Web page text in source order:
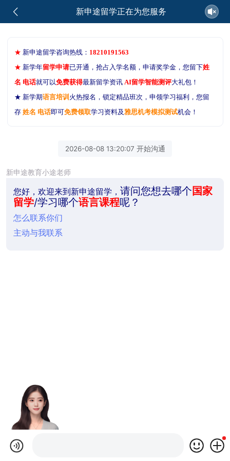
新申途留学正在为您服务
★ 新申途留学咨询热线： 18210191563
★ 新学年留学申请已开通，抢占入学名额，申请奖学金，您留下姓
名 电话就可以免费获得最新留学资讯 AI留学智能测评大礼包！
★ 新学期语言培训 火热报名，锁定精品班次，申领学习福利，您留
存姓名 电话即可免费领取学习资料及雅思机考模拟测试机会！
2026-08-08 13:20:07 开始沟通
新申途教育小途老师
您好，欢迎来到新申途留学， 请问您想去哪个国家
留学/学习哪个语言课程呢？
怎么联系你们
主动与我联系